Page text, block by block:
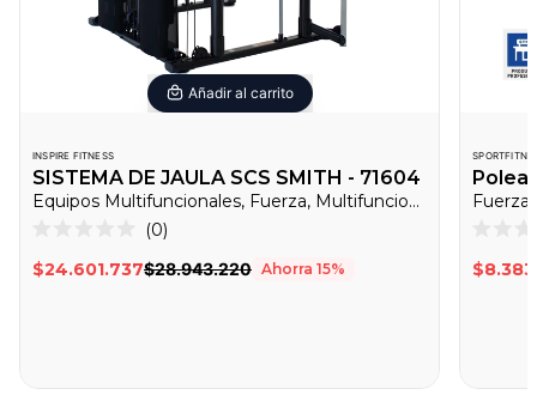
Añadir al carrito
INSPIRE FITNESS
SISTEMA DE JAULA SCS SMITH - 71604
Equipos Multifuncionales, Fuerza, Multifuncionales
0
de
0
para
reseñas
$24.601.737$28.943.220 Ahorra 15%
Polea
0
de